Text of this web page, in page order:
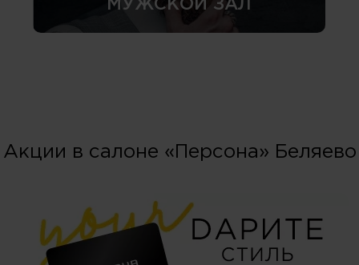
МУЖСКОЙ ЗАЛ
Акции в салоне «Персона» Беляево